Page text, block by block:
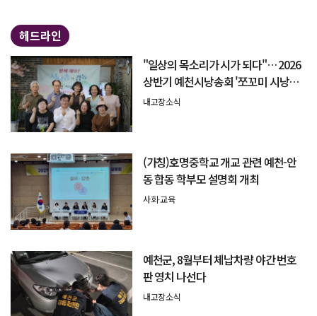
헤드라인
"일상의 목소리가 시가 되다"… 2026
상반기 예천시낭송회 '쪼꼬미 시낭송
회' 성료
내고장소식
(가칭)호명중학교 개교 관련 예천-안
동 합동 학부모 설명회 개최
사회·교육
예천군, 8월부터 체납차량 야간 번호
판 영치 나선다
내고장소식